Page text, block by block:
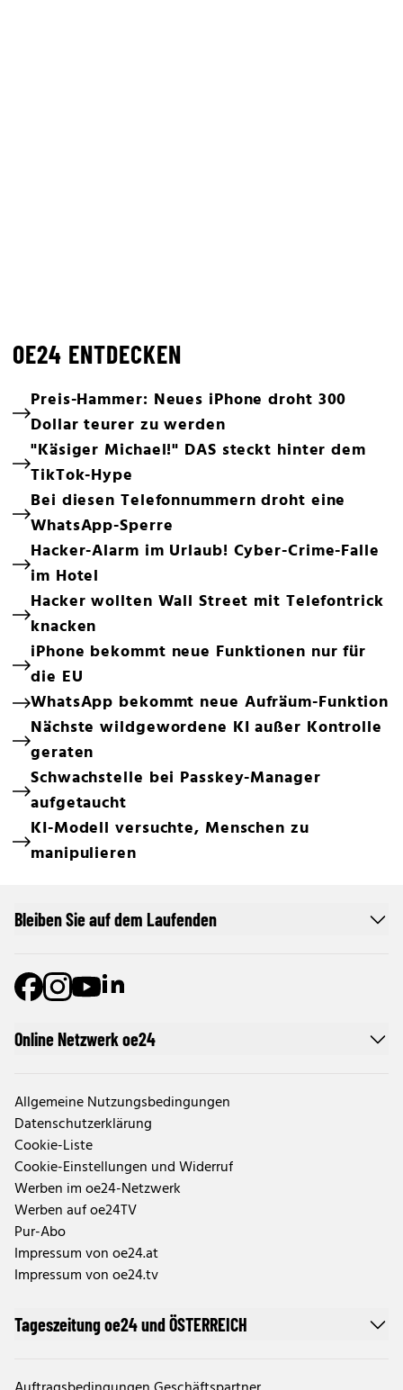
OE24 ENTDECKEN
Preis-Hammer: Neues iPhone droht 300
Dollar teurer zu werden
"Käsiger Michael!" DAS steckt hinter dem
TikTok-Hype
Bei diesen Telefonnummern droht eine
WhatsApp-Sperre
Hacker-Alarm im Urlaub! Cyber-Crime-Falle
im Hotel
Hacker wollten Wall Street mit Telefontrick
knacken
iPhone bekommt neue Funktionen nur für
die EU
WhatsApp bekommt neue Aufräum-Funktion
Nächste wildgewordene KI außer Kontrolle
geraten
Schwachstelle bei Passkey-Manager
aufgetaucht
KI-Modell versuchte, Menschen zu
manipulieren
Online Netzwerk oe24
Allgemeine Nutzungsbedingungen
Datenschutzerklärung
Cookie-Liste
Cookie-Einstellungen und Widerruf
Werben im oe24-Netzwerk
Werben auf oe24TV
Pur-Abo
Impressum von oe24.at
Impressum von oe24.tv
Tageszeitung oe24 und ÖSTERREICH
Bleiben Sie auf dem Laufenden